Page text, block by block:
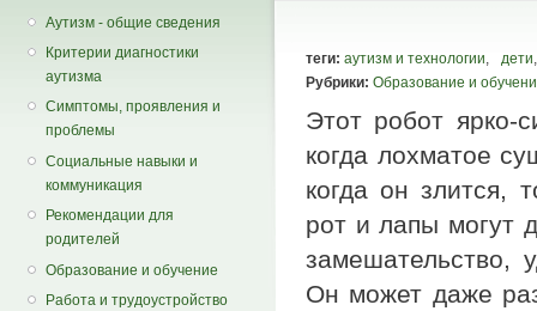
Аутизм - общие сведения
Критерии диагностики
аутизма
Симптомы, проявления и
проблемы
Социальные навыки и
коммуникация
Рекомендации для
родителей
Образование и обучение
Работа и трудоустройство
теги: аутизм и технологии дети
Рубрики: Образование и
Этот робот ярко-
когда лохматое
когда он злится,
рот и лапы могут
замешательство,
Он может даже